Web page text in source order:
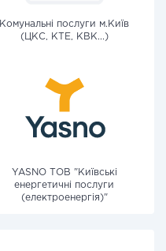
Комунальні послуги м.Київ
(ЦКС, КТЕ, КВК...)
YASNO ТОВ "Київські
енергетичні послуги
(електроенергія)"